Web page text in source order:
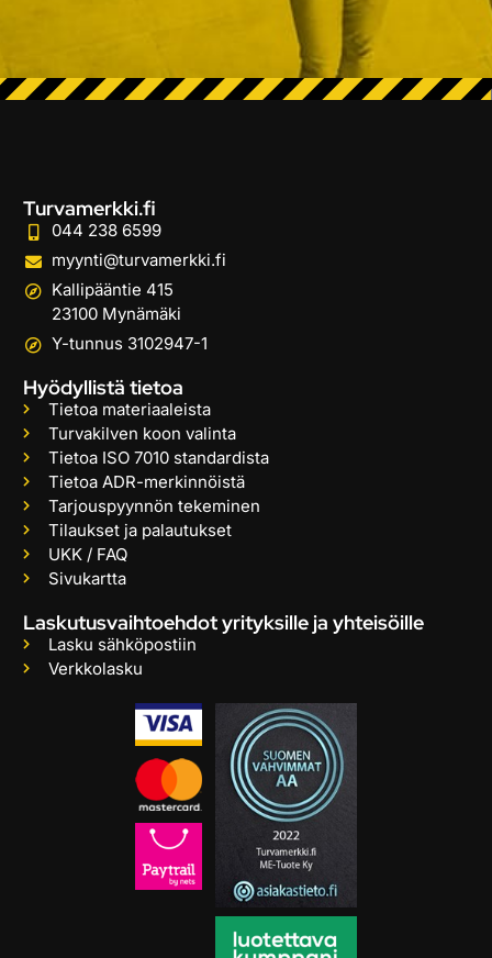
Turvamerkki.fi
044 238 6599
myynti@turvamerkki.fi
Kallipääntie 415
23100 Mynämäki
Y-tunnus 3102947-1
Hyödyllistä tietoa
Tietoa materiaaleista
Turvakilven koon valinta
Tietoa ISO 7010 standardista
Tietoa ADR-merkinnöistä
Tarjouspyynnön tekeminen
Tilaukset ja palautukset
UKK / FAQ
Sivukartta
Laskutusvaihtoehdot yrityksille ja yhteisöille
Lasku sähköpostiin
Verkkolasku